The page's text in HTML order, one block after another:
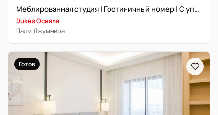
Меблированная студия | Гостиничный номер | С управлением
Dukes Oceana
Палм Джумейра
Готов